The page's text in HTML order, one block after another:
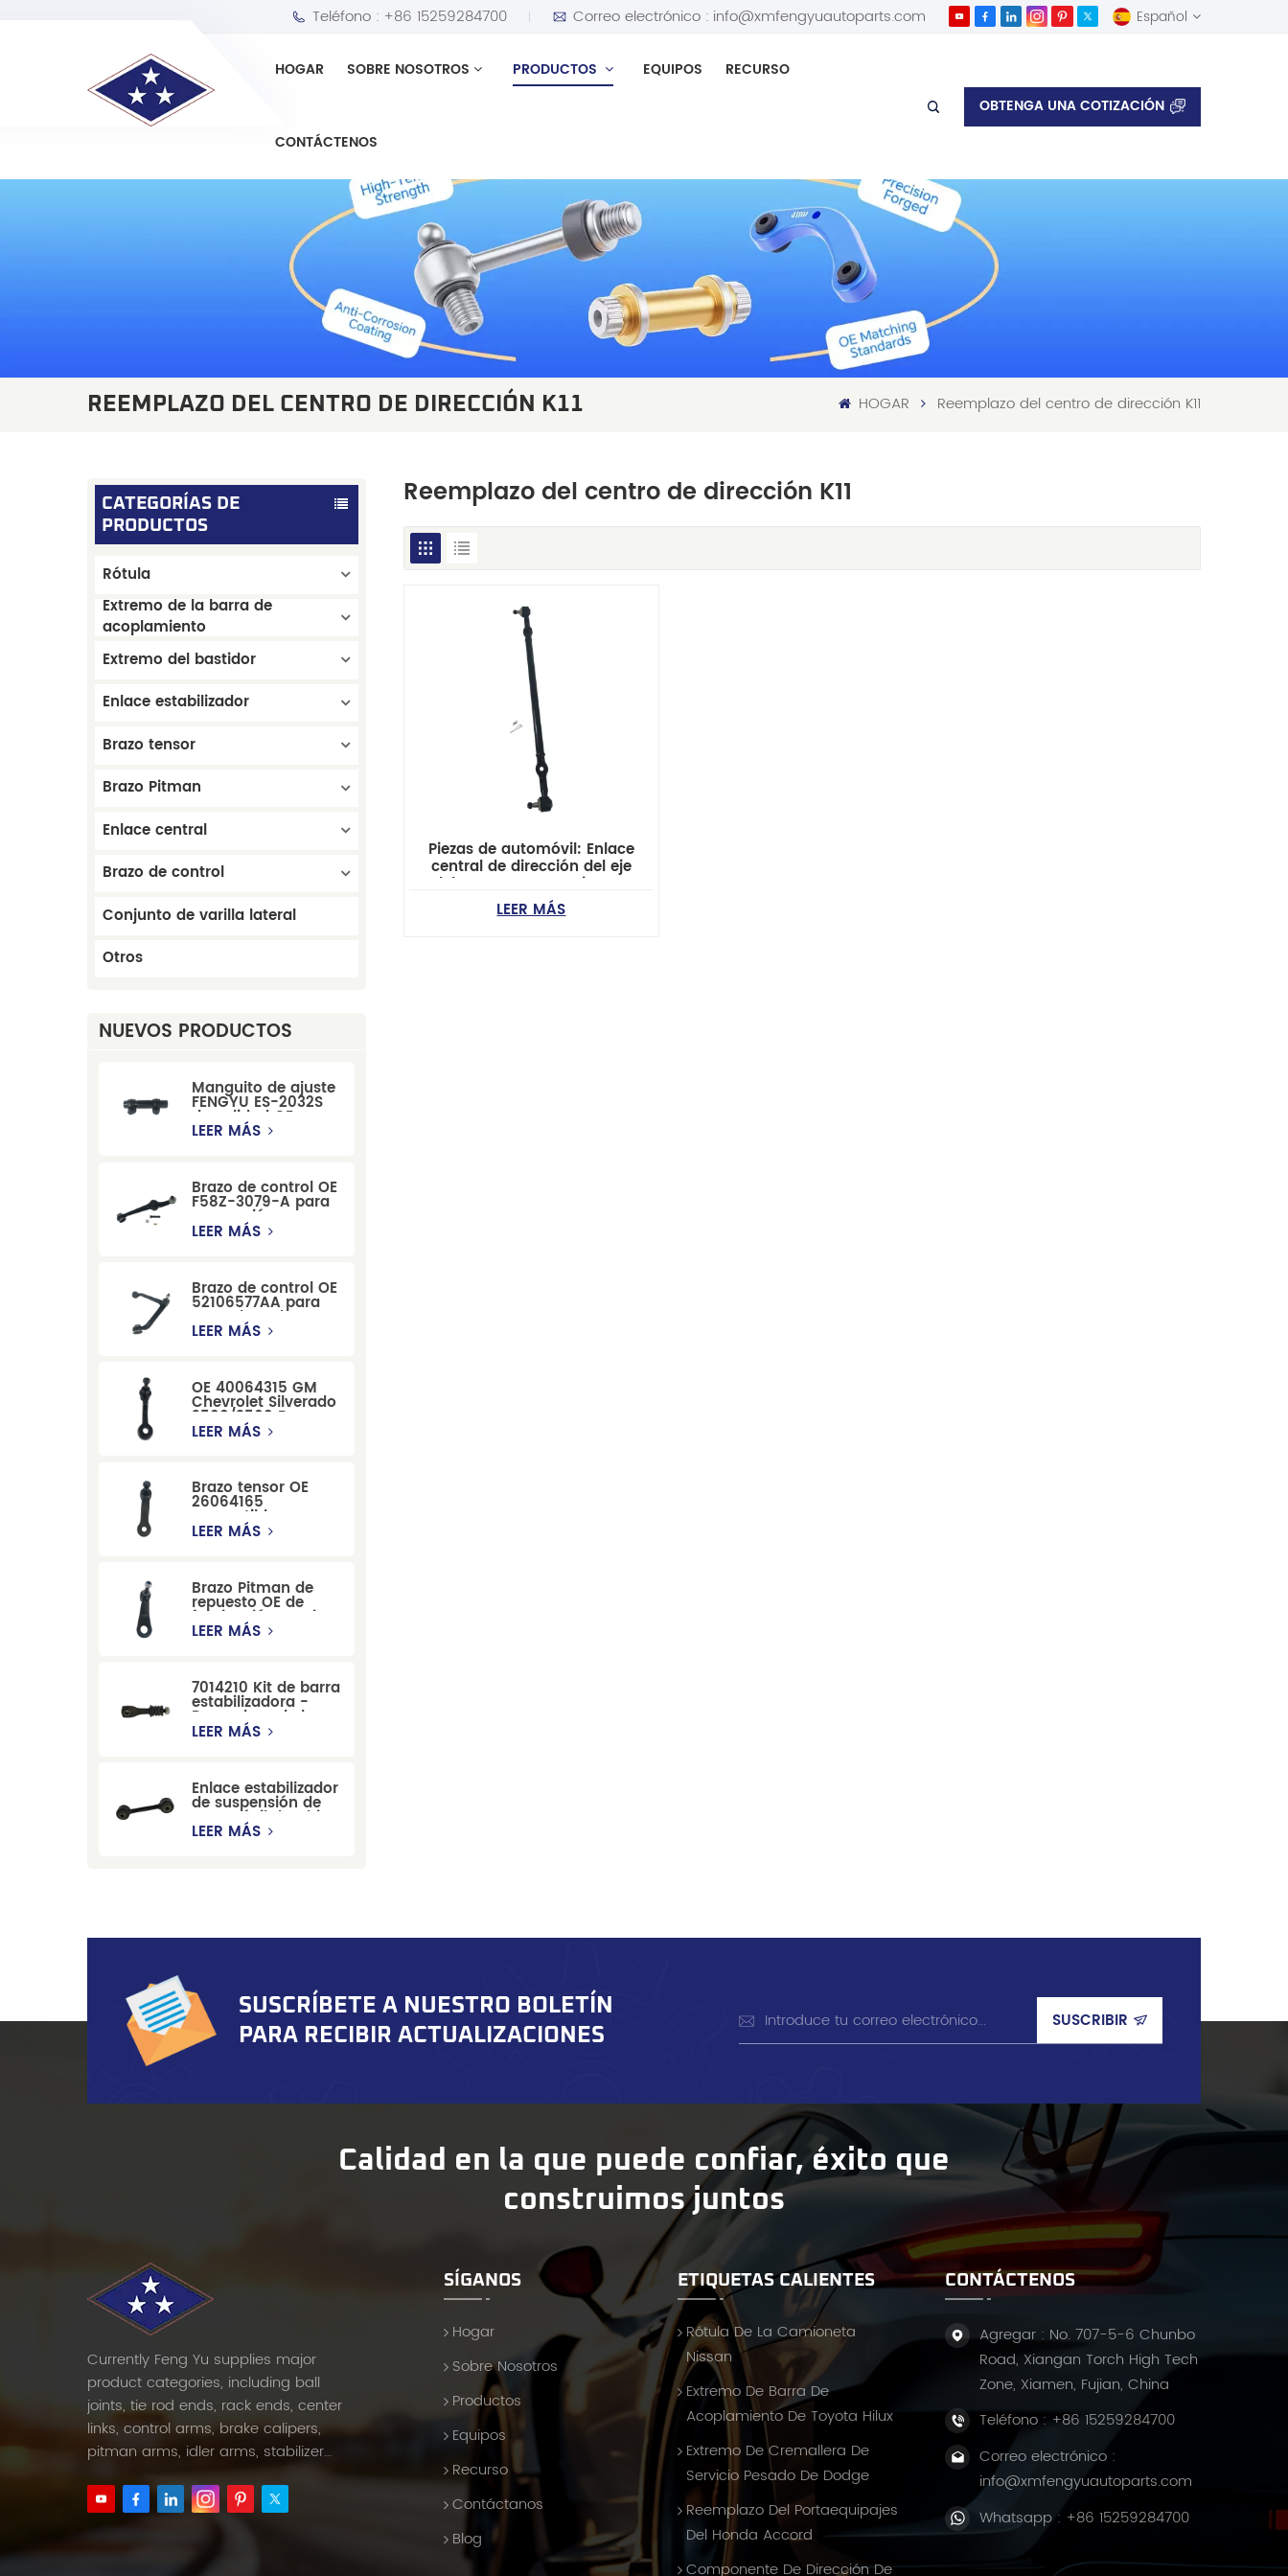
Teléfono : +86 15259284700 Correo electrónico : info@xmfengyuautoparts.com Español
English
HOGAR SOBRE NOSOTROS PRODUCTOS EQUIPOS RECURSO
CONTÁCTENOS
OBTENGA UNA COTIZACIÓN
REEMPLAZO DEL CENTRO DE DIRECCIÓN K11 HOGAR Reemplazo del centro de dirección K11
CATEGORÍAS DE
PRODUCTOS
Rótula
Extremo de la barra de
acoplamiento
Extremo del bastidor
Enlace estabilizador
Brazo tensor
Brazo Pitman
Enlace central
Brazo de control
Conjunto de varilla lateral
Otros
NUEVOS PRODUCTOS
Manguito de ajuste
FENGYU ES-2032S
de calidad OE para
Mercury, Pontiac,
LEER MÁS
Brazo de control OE
F58Z-3079-A para
suspensión
delantera de Ford
LEER MÁS
Brazo de control OE
52106577AA para
reemplazo de
suspensión de
LEER MÁS
OE 40064315 GM
Chevrolet Silverado
2500/3500 Brazo
tensor para una
LEER MÁS
Brazo tensor OE
26064165
compatible con
modelos Cadillac
LEER MÁS
Brazo Pitman de
repuesto OE de
fabricación precisa
12479051, fabricado
Cadillac, Chevrolet
y Hummer.
LEER MÁS
7014210 Kit de barra
estabilizadora -
Reemplazo de barra
estabilizadora de
LEER MÁS
Enlace estabilizador
de suspensión de
automóvil de China
para Chevrolet
LEER MÁS
Reemplazo del centro de dirección K11
Piezas de automóvil: Enlace
central de dirección del eje
delantero para camioneta
Nissan March K11/D21
LEER MÁS
SUSCRÍBETE A NUESTRO BOLETÍN
PARA RECIBIR ACTUALIZACIONES
Calidad en la que puede confiar, éxito que
construimos juntos
Currently Feng Yu supplies major
product categories, including ball
joints, tie rod ends, rack ends, center
links, control arms, brake calipers,
pitman arms, idler arms, stabilizer
links and etc.
SÍGANOS
Hogar
Sobre Nosotros
Productos
Equipos
Recurso
Contáctanos
Blog
ETIQUETAS CALIENTES
Rótula De La Camioneta
Nissan
Extremo De Barra De
Acoplamiento De Toyota Hilux
Extremo De Cremallera De
Servicio Pesado De Dodge
Reemplazo Del Portaequipajes
Del Honda Accord
Componente De Dirección De
CONTÁCTENOS
Agregar : No. 707-5-6 Chunbo
Road, Xiangan Torch High Tech
Zone, Xiamen, Fujian, China
Teléfono : +86 15259284700
Correo electrónico :
info@xmfengyuautoparts.com
Whatsapp : +86 15259284700